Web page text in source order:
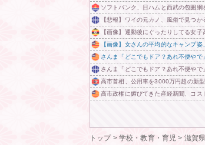
ソフトバンク、日ハムと西武の包囲網
【悲報】ワイの元カノ、風俗で見つか
【画像】運動後にぐったりしてる女
【画像】女さんの平均的なキャンプ
さんま「どこでもドア？あれ不便やで」
さんま「どこでもドア？あれ不便やで」
高市首相、公用車を3000万円超の新
高市政権に媚びてきた産経新聞、コ
トップ> 学校・教育・育児 > 滋賀